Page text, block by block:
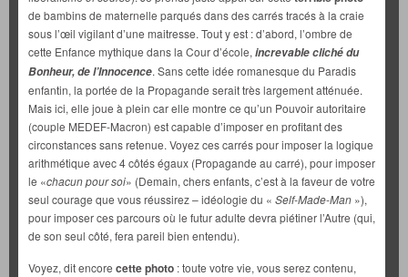
de bambins de maternelle parqués dans des carrés tracés à la craie
sous l’œil vigilant d’une maitresse. Tout y est : d’abord, l’ombre de
cette Enfance mythique dans la Cour d’école, increvable cliché du
Bonheur, de l’Innocence. Sans cette idée romanesque du Paradis
enfantin, la portée de la Propagande serait très largement atténuée.
Mais ici, elle joue à plein car elle montre ce qu’un Pouvoir autoritaire
(couple MEDEF-Macron) est capable d’imposer en profitant des
circonstances sans retenue. Voyez ces carrés pour imposer la logique
arithmétique avec 4 côtés égaux (Propagande au carré), pour imposer
le «chacun pour soi» (Demain, chers enfants, c’est à la faveur de votre
seul courage que vous réussirez – idéologie du « Self-Made-Man »),
pour imposer ces parcours où le futur adulte devra piétiner l’Autre (qui,
de son seul côté, fera pareil bien entendu).
Voyez, dit encore cette photo : toute votre vie, vous serez contenu,